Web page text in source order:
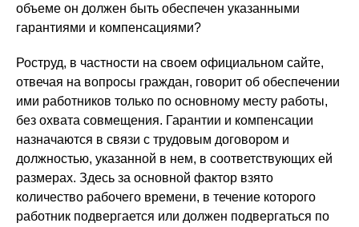
объеме он должен быть обеспечен указанными
гарантиями и компенсациями?
Роструд, в частности на своем официальном сайте,
отвечая на вопросы граждан, говорит об обеспечении
ими работников только по основному месту работы,
без охвата совмещения. Гарантии и компенсации
назначаются в связи с трудовым договором и
должностью, указанной в нем, в соответствующих ей
размерах. Здесь за основной фактор взято
количество рабочего времени, в течение которого
работник подвергается или должен подвергаться по